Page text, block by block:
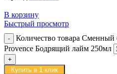
В корзину
Быстрый просмотр
Количество товара Сменный
Provence Бодрящий лайм 250мл
Купить в 1 клик